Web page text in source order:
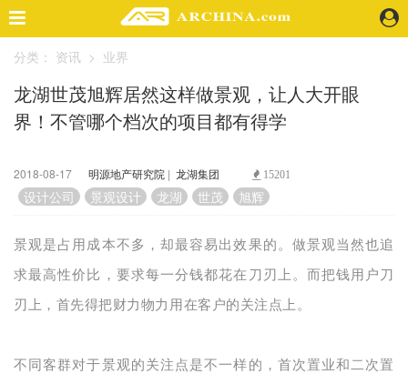
精选案例
建 筑
景 观
视 频
业 界
机 构
人 物
分类： 资讯 > 业界
龙湖世茂旭辉居然这样做景观，让人大开眼
界！不管哪个档次的项目都有得学
2018-08-17 明源地产研究院 | 龙湖集团 15201
设计公司 景观设计 龙湖 世茂 旭辉
景观是占用成本不多，却最容易出效果的。做景观当然也追
求最高性价比，要求每一分钱都花在刀刃上。而把钱用户刀
刃上，首先得把财力物力用在客户的关注点上。
不同客群对于景观的关注点是不一样的，首次置业和二次置